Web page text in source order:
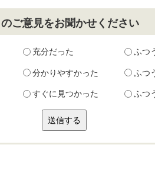
ご意見をお聞かせください
充分だった ふつ
分かりやすかった ふつ
すぐに見つかった ふつ